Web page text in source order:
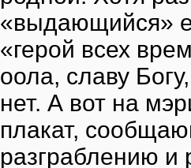
«выдающийся»
«герой всех
оола, славу
нет. А вот на
плакат,
разграблению и